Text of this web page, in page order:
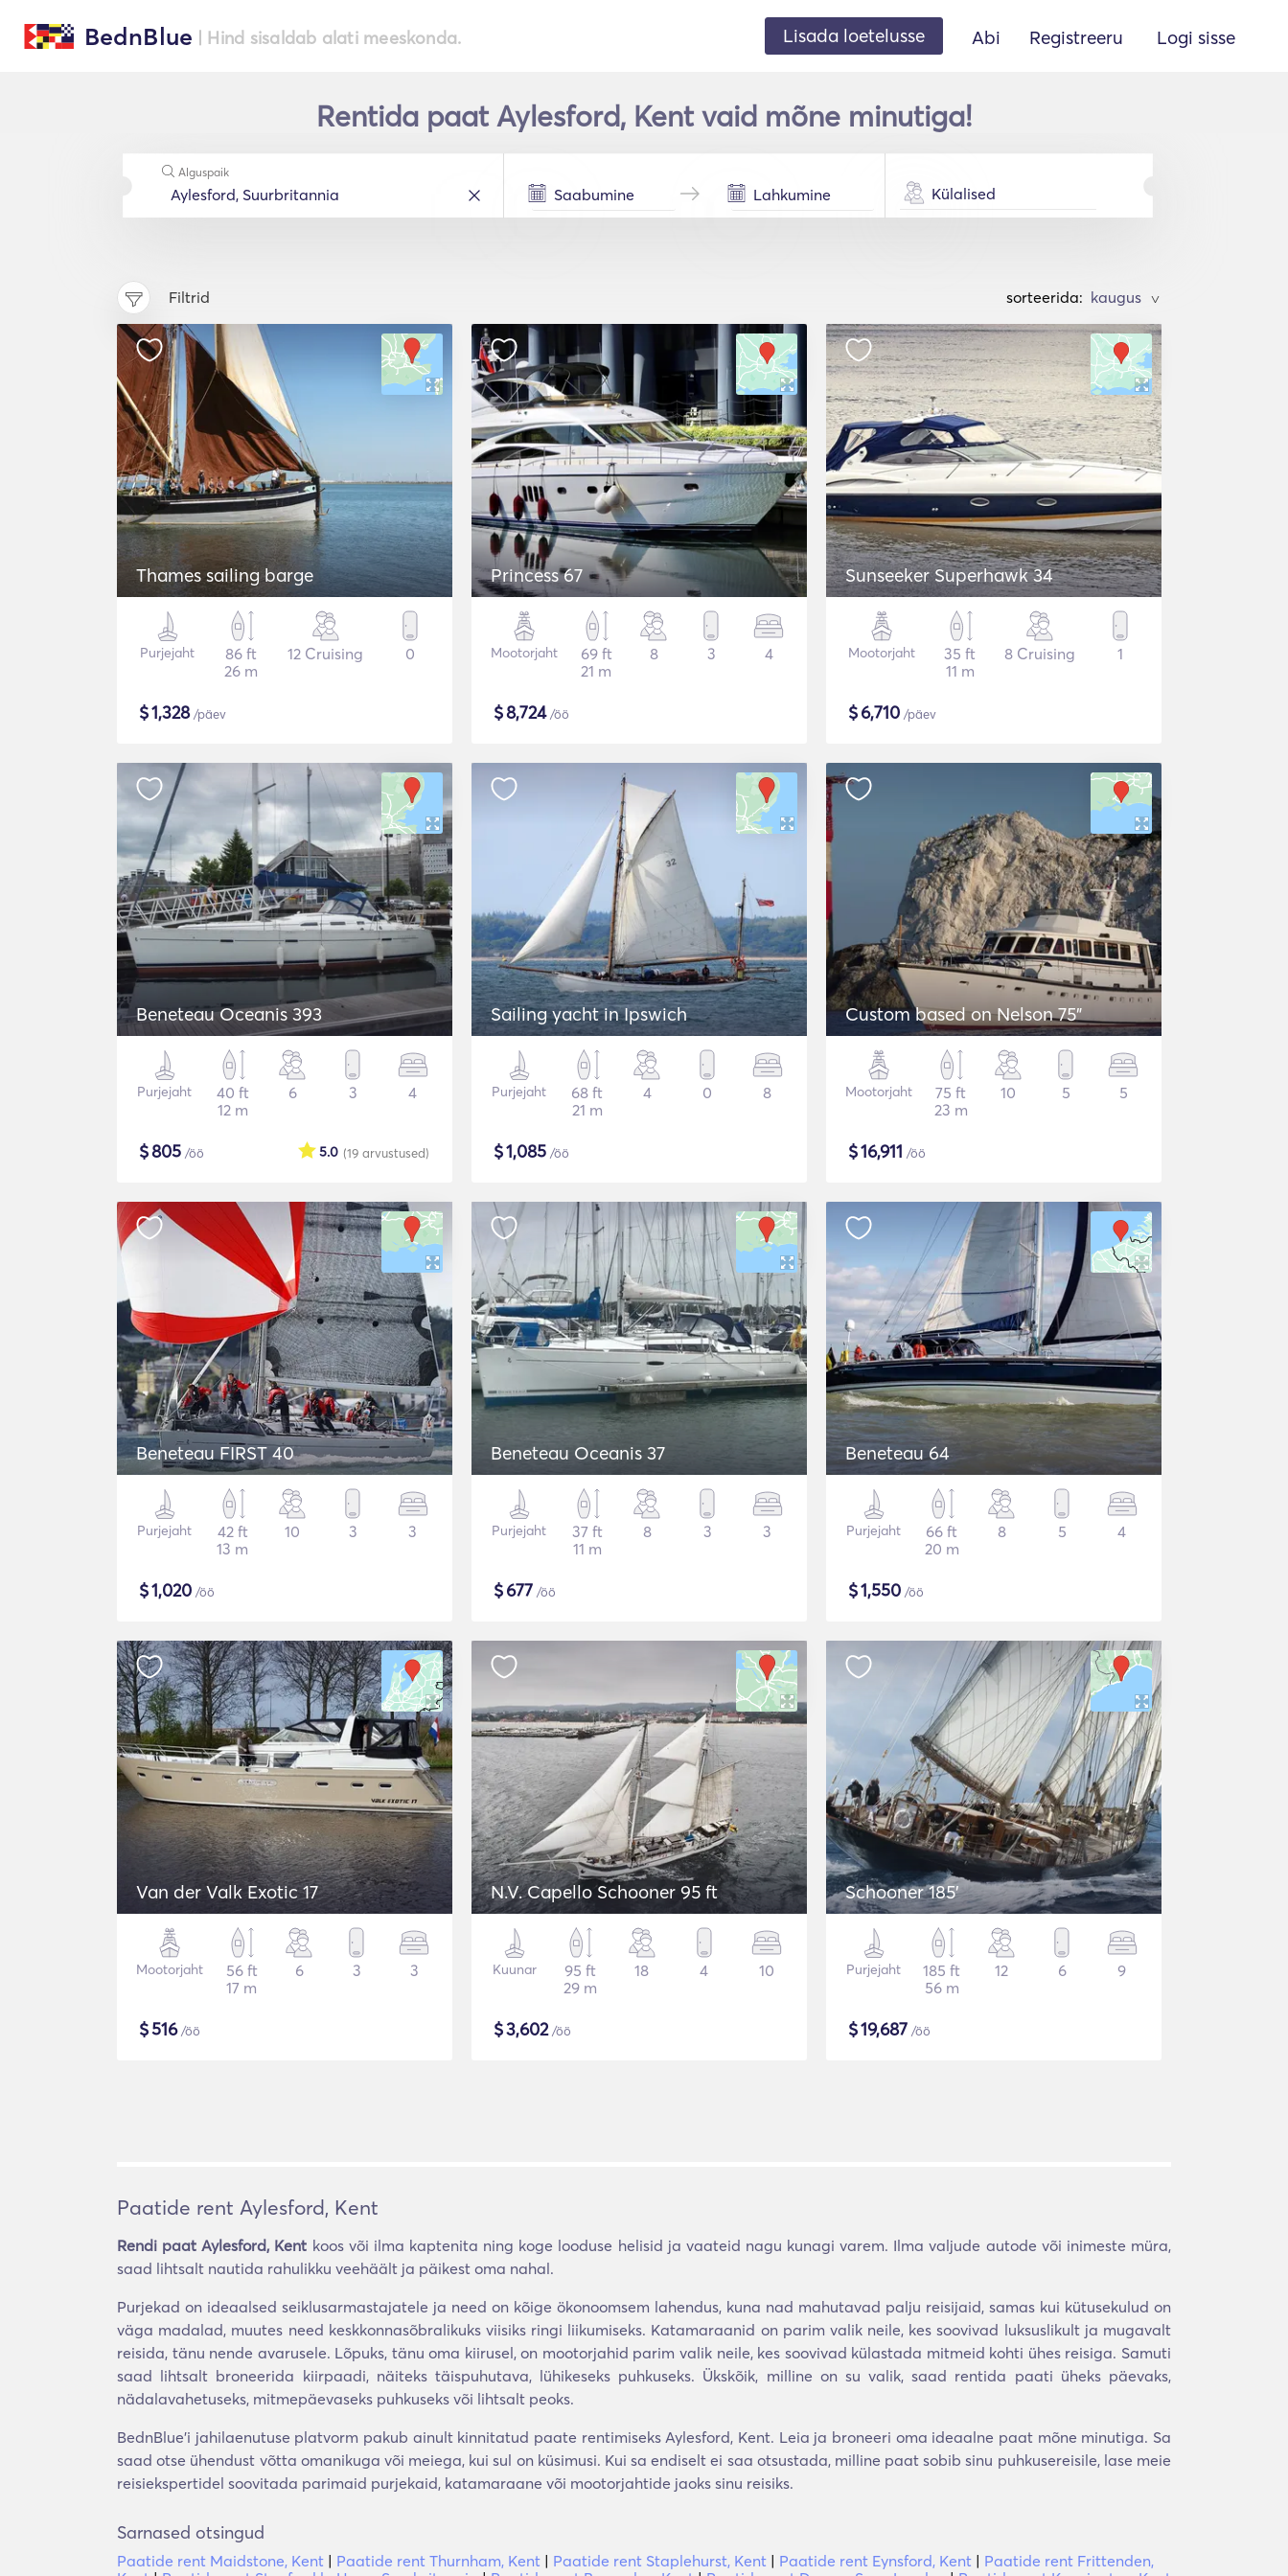
BednBlue | Hind sisaldab alati meeskonda. Lisada loetelusse Abi Registreeru Logi sisse
Rentida paat Aylesford, Kent vaid mõne minutiga!
Alguspaik
Külalised
Filtrid sorteerida: >
Thames sailing barge
Purjejaht
86 ft
26 m
12 Cruising 0
$1,328/päev
Princess 67
Mootorjaht
69 ft
21 m
8 3 4
$8,724/öö
Sunseeker Superhawk 34
Mootorjaht
35 ft
11 m
8 Cruising 1
$6,710 /päev
Beneteau Oceanis 393
Purjejaht
40 ft
12 m
6 3 4
$805 /öö (19 arvustused)
5.0
Sailing yacht in Ipswich
Purjejaht
68 ft
21 m
4 0 8
$1,085 /öö
Custom based on Nelson 75"
Mootorjaht
75 ft
23 m
10 5 5
$16,911 /öö
Beneteau FIRST 40
Purjejaht
42 ft
13 m
10 3 3
$1,020 /öö
Beneteau Oceanis 37
Purjejaht
37 ft
11 m
8 3 3
$677 /öö
Beneteau 64
Purjejaht
66 ft
20 m
8 5 4
$1,550 /öö
Van der Valk Exotic 17
Mootorjaht
56 ft
17 m
6 3 3
$516/öö
N.V. Capello Schooner 95 ft
Kuunar
95 ft
29 m
18 4 10
$3,602/öö
Schooner 185'
Purjejaht
185 ft
56 m
12 6 9
$19,687 /öö
Paatide rent Aylesford, Kent
Rendi paat Aylesford, Kent koos või ilma kaptenita ning koge looduse helisid ja vaateid nagu kunagi varem. Ilma valjude autode või inimeste müra,
saad lihtsalt nautida rahulikku veehäält ja päikest oma nahal.
Purjekad on ideaalsed seiklusarmastajatele ja need on kõige ökonoomsem lahendus, kuna nad mahutavad palju reisijaid, samas kui kütusekulud on
väga madalad, muutes need keskkonnasõbralikuks viisiks ringi liikumiseks. Katamaraanid on parim valik neile, kes soovivad luksuslikult ja mugavalt
reisida, tänu nende avarusele. Lõpuks, tänu oma kiirusel, on mootorjahid parim valik neile, kes soovivad külastada mitmeid kohti ühes reisiga. Samuti
saad lihtsalt broneerida kiirpaadi, näiteks täispuhutava, lühikeseks puhkuseks. Ükskõik, milline on su valik, saad rentida paati üheks päevaks,
nädalavahetuseks, mitmepäevaseks puhkuseks või lihtsalt peoks.
BednBlue'i jahilaenutuse platvorm pakub ainult kinnitatud paate rentimiseks Aylesford, Kent. Leia ja broneeri oma ideaalne paat mõne minutiga. Sa
saad otse ühendust võtta omanikuga või meiega, kui sul on küsimusi. Kui sa endiselt ei saa otsustada, milline paat sobib sinu puhkusereisile, lase meie
reisiekspertidel soovitada parimaid purjekaid, katamaraane või mootorjahtide jaoks sinu reisiks.
Sarnased otsingud
Paatide rent Maidstone, Kent | Paatide rent Thurnham, Kent | Paatide rent Staplehurst, Kent | Paatide rent Eynsford, Kent | Paatide rent Frittenden,